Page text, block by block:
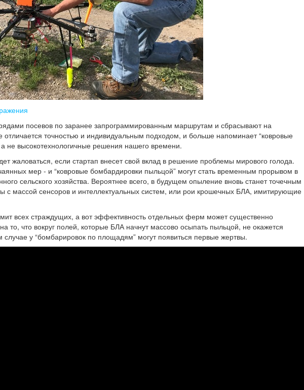
посевов по заранее запрограммированным маршрутам и сбрасывают на
отличается точностью и индивидуальным подходом, и больше напоминает “ковровые
не высокотехнологичные решения нашего времени.
жаловаться, если стартап внесет свой вклад в решение проблемы мирового голода.
мер - и “ковровые бомбардировки пыльцой” могут стать временным прорывом в
сельского хозяйства. Вероятнее всего, в будущем опыление вновь станет точечным
с массой сенсоров и интеллектуальных систем, или рои крошечных БЛА, имитирующие
всех страждущих, а вот эффективность отдельных ферм может существенно
то, что вокруг полей, которые БЛА начнут массово осыпать пыльцой, не окажется
случае у “бомбарировок по площадям” могут появиться первые жертвы.